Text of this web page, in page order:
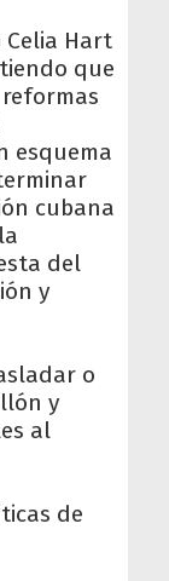
Celia Hart
que
esquema
cubana
del
y
o
y
al
de